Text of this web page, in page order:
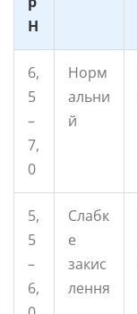
H
6,
5
–
7,
0
Норм
альни
й
5,
5
–
6,
Слабк
е
закис
лення